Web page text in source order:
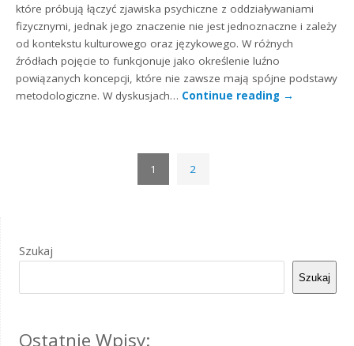
które próbują łączyć zjawiska psychiczne z oddziaływaniami
fizycznymi, jednak jego znaczenie nie jest jednoznaczne i zależy
od kontekstu kulturowego oraz językowego. W różnych
źródłach pojęcie to funkcjonuje jako określenie luźno
powiązanych koncepcji, które nie zawsze mają spójne podstawy
metodologiczne. W dyskusjach… Continue reading →
1 2
Szukaj
Szukaj
Ostatnie Wpisy: